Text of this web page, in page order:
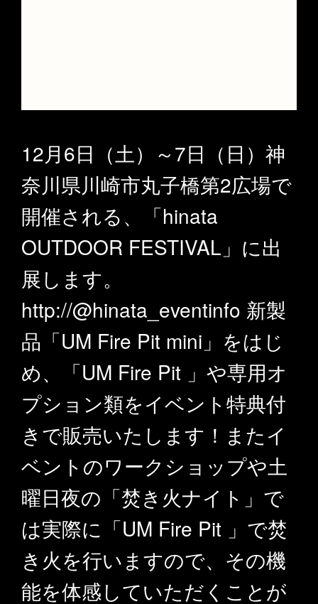
12月6日（土）～7日（日）神
奈川県川崎市丸子橋第2広場で
開催される、「hinata
OUTDOOR FESTIVAL」に出
展します。
http://@hinata_eventinfo 新製
品「UM Fire Pit mini」をはじ
め、「UM Fire Pit 」や専用オ
プション類をイベント特典付
きで販売いたします！またイ
ベントのワークショップや土
曜日夜の「焚き火ナイト」で
は実際に「UM Fire Pit 」で焚
き火を行いますので、その機
能を体感していただくことが